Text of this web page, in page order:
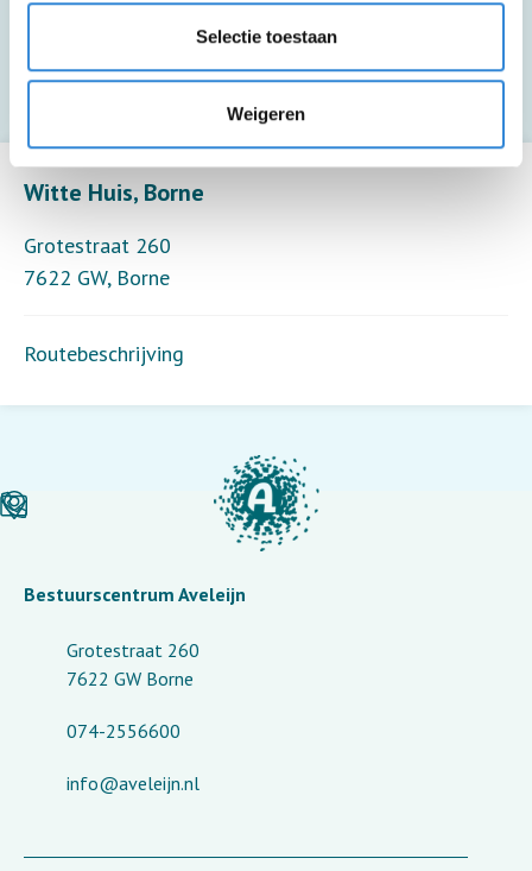
Selectie toestaan
Weigeren
Witte Huis, Borne
Grotestraat 260
7622 GW, Borne
Routebeschrijving
Deze activiteit is inclusief begeleiding (6
Bestuurscentrum Aveleijn
Grotestraat 260
7622 GW Borne
074-2556600
info@aveleijn.nl